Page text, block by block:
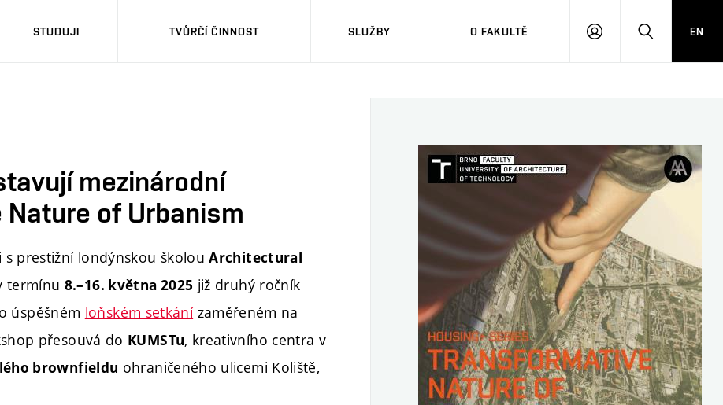
STUDUJI TVŮRČÍ ČINNOST SLUŽBY O FAKULTĚ
PŘIHLÁSITHLEDAT
EN
mezinárodní
of Urbanism
prestižní londýnskou školou Architectural
termínu 8.–16. května 2025 již druhý ročník
úspěšném loňském setkánízaměřeném na
přesouvá do KUMSTu, kreativního centra v
brownfieldu ohraničeného ulicemi Koliště,